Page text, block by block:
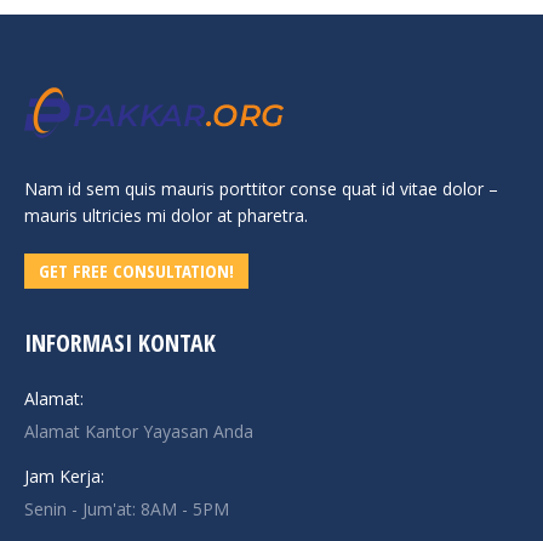
Nam id sem quis mauris porttitor conse quat id vitae dolor –
mauris ultricies mi dolor at pharetra.
GET FREE CONSULTATION!
INFORMASI KONTAK
Alamat:
Alamat Kantor Yayasan Anda
Jam Kerja:
Senin - Jum'at: 8AM - 5PM